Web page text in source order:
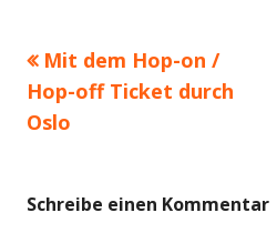
Beitragsnavigation
Vorheriger
Beitrag:
Mit dem Hop-on /
Hop-off Ticket durch
Oslo
Schreibe einen Kommentar